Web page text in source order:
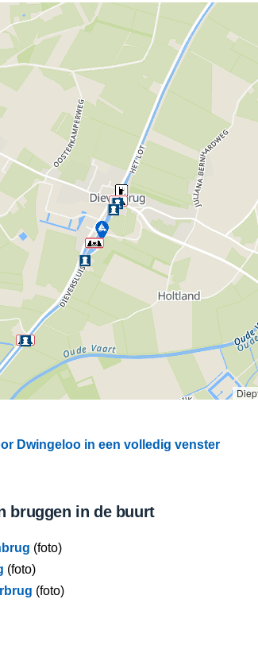
Dwingeloo in een volledig venster
bruggen in de buurt
(foto)
(foto)
(foto)